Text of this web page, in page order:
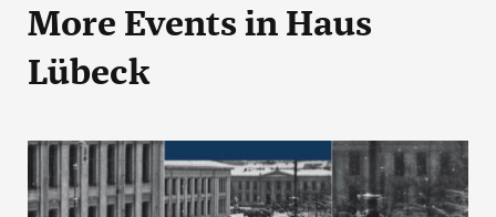
More Events in Haus
Lübeck